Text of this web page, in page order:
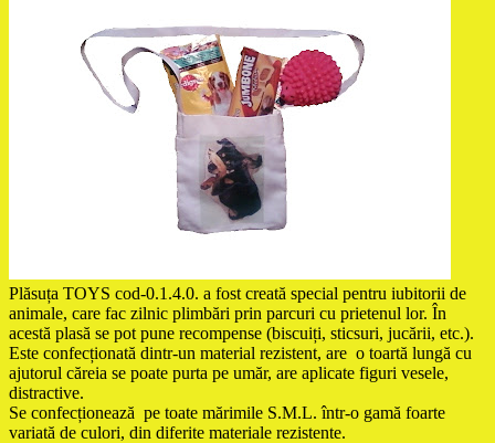
Plăsuța TOYS cod-0.1.4.0. a fost creată special pentru iubitorii de
animale, care fac zilnic plimbări prin parcuri cu prietenul lor. În
acestă plasă se pot pune recompense (biscuiți, sticsuri, jucării, etc.).
Este confecționată dintr-un material rezistent, are o toartă lungă cu
ajutorul căreia se poate purta pe umăr, are aplicate figuri vesele,
distractive.
Se confecționează pe toate mărimile S.M.L. într-o gamă foarte
variată de culori, din diferite materiale rezistente.